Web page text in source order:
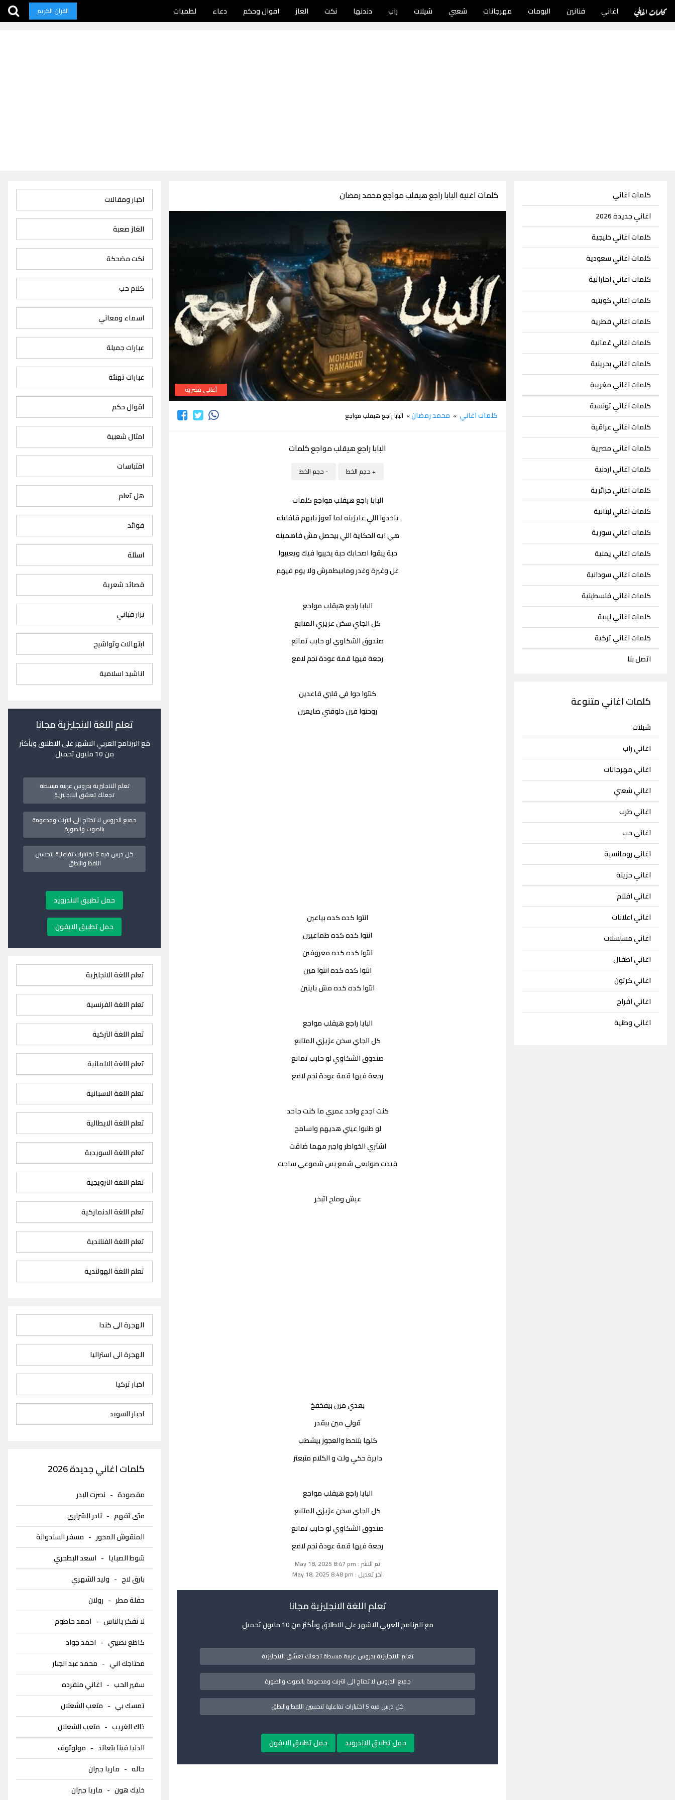
كلمات اغاني اغاني فنانين البومات مهرجانات شعبي شيلات راب دندنها نكت الغاز اقوال وحكم دعاء لطميات القران الكريم
كلمات اغاني
اغاني جديدة 2026
كلمات اغاني خليجية
كلمات اغاني سعودية
كلمات اغاني اماراتية
كلمات اغاني كويتيه
كلمات اغاني قطرية
كلمات اغاني عُمانية
كلمات اغاني بحرينية
كلمات اغاني مغريبة
كلمات اغاني تونسية
كلمات اغاني عراقية
كلمات اغاني مصرية
كلمات اغاني اردنية
كلمات اغاني جزائرية
كلمات اغاني لبنانية
كلمات اغاني سورية
كلمات اغاني يمنية
كلمات اغاني سودانية
كلمات اغاني فلسطينية
كلمات اغاني ليبية
كلمات اغاني تركية
اتصل بنا
كلمات اغاني متنوعة
شيلات
اغاني راب
اغاني مهرجانات
اغاني شعبي
اغاني طرب
اغاني حب
اغاني رومانسية
اغاني حزينة
اغاني افلام
اغاني اعلانات
اغاني مسلسلات
اغاني اطفال
اغاني كرتون
اغاني افراح
اغاني وطنية
كلمات اغنية البابا راجع هيقلب مواجع محمد رمضان
أغاني مصرية
كلمات اغاني » محمد رمضان» البابا راجع هيقلب مواجع
البابا راجع هيقلب مواجع كلمات
+ حجم الخط - حجم الخط
البابا راجع هيقلب مواجع كلمات
ياخدوا اللي عايزينه لما تعوز بابهم قافلينه
هي ايه الحكاية اللي بيحصل مش فاهمينه
حبة يبقوا اصحابك حبة يخيبوا فيك ويعيبوا
غل وغيرة وغدر ومابيطمرش ولا يوم فيهم
البابا راجع هيقلب مواجع
كل الجاي سخن عزيزي المتابع
صندوق الشكاوي لو حابب تمانع
رجعة فيها قمة عودة نجم لامع
كنتوا جوا في قلبي قاعدين
روحتوا فين دلوقتي ضايعين
انتوا كده كده بياعين
انتوا كده كده طماعيين
انتوا كده كده معروفين
انتوا كده كده انتوا مين
انتوا كده كده مش باينين
البابا راجع هيقلب مواجع
كل الجاي سخن عزيزي المتابع
صندوق الشكاوي لو حابب تمانع
رجعة فيها قمة عودة نجم لامع
كنت اجدع واحد عمري ما كنت جاحد
لو طلبوا عيني هديهم واسامح
اشتري الخواطر واجبر مهما ضاقت
قيدت صوابعي شمع بس شموعي ساحت
عيش وملح اتبخر
بعدي مين بيفخفخ
قولي مين بيقدر
كلها بتنحط والعجوز بيشطب
دايرة حكي ولت و الكلام متبعتر
البابا راجع هيقلب مواجع
كل الجاي سخن عزيزي المتابع
صندوق الشكاوي لو حابب تمانع
رجعة فيها قمة عودة نجم لامع
تم النشر : May 18, 2025 8:47 pm
اخر تعديل : May 18, 2025 8:48 pm
تعلم اللغة الانجليزية مجانا
مع البرنامج العربي الاشهر على الاطلاق وبأكثر من 10 مليون تحميل
تعلم الانجليزية بدروس عربية مبسطة تجعلك تعشق الانجليزية
جميع الدروس لا تحتاج الى انترنت ومدعومة بالصوت والصورة
كل درس فيه 5 اختبارات تفاعلية لتحسين اللفظ والنطق
حمل تطبيق الاندرويد حمل تطبيق الايفون
اخبار ومقالات
الغاز صعبة
نكت مضحكة
كلام حب
اسماء ومعاني
عبارات جميلة
عبارات تهنئة
اقوال حكم
امثال شعبية
اقتباسات
هل تعلم
فوائد
اسئلة
قصائد شعرية
نزار قباني
ابتهالات وتواشيح
اناشيد اسلامية
تعلم اللغة الانجليزية مجانا
مع البرنامج العربي الاشهر على الاطلاق وبأكثر
من 10 مليون تحميل
تعلم الانجليزية بدروس عربية مبسطة
تجعلك تعشق الانجليزية
جميع الدروس لا تحتاج الى انترنت ومدعومة
بالصوت والصورة
كل درس فيه 5 اختبارات تفاعلية لتحسين
اللفظ والنطق
حمل تطبيق الاندرويد
حمل تطبيق الايفون
تعلم اللغة الانجليزية
تعلم اللغة الفرنسية
تعلم اللغة التركية
تعلم اللغة الالمانية
تعلم اللغة الاسبانية
تعلم اللغة الايطالية
تعلم اللغة السويدية
تعلم اللغة النرويجية
تعلم اللغة الدنماركية
تعلم اللغة الفنلندية
تعلم اللغة الهولندية
الهجرة الى كندا
الهجرة الى استراليا
اخبار تركيا
اخبار السويد
كلمات اغاني جديدة 2026
مقصودة- نصرت البدر
متى تفهم- نادر الشراري
المنقوش المخور - مسفر السندوانة
شوط الصبايا - اسعد البطحري
بارق لاح- وليد الشهري
حفلة مطر - رولان
لا تفكر بالناس- احمد حاطوم
كاطع نصيبي- احمد جواد
محتاجك اني- محمد عبد الجبار
سفير الحب- اغاني منفرده
تمسك بي- متعب الشعلان
ذاك الغريب- متعب الشعلان
الدنيا فينا بتعاند- مولوتوف
حاله- ماريا جبران
خليك هون- ماريا جبران